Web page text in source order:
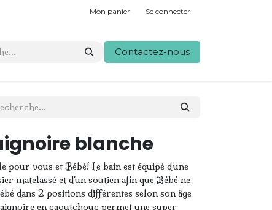
Mon panier Se connecter
Contactez-nous
blanche
pour vous et Bébé! Le bain est équipé d'une
matelassé et d'un soutien afin que Bébé ne
dans 2 positions différentes selon son âge
en caoutchouc permet une super